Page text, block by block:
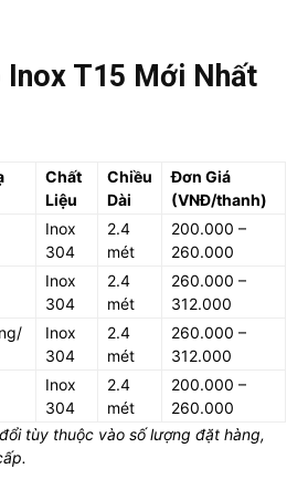
Inox T15 Mới Nhất
Chất
Liệu
Chiều
Dài
Đơn Giá
(VNĐ/thanh)
Inox
304
2.4
mét
200.000 –
260.000
Inox
304
2.4
mét
260.000 –
312.000
Inox
304
2.4
mét
260.000 –
312.000
Inox
304
2.4
mét
200.000 –
260.000
tùy thuộc vào số lượng đặt hàng,